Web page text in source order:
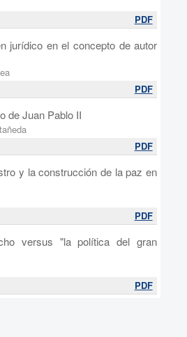
PDF
jurídico en el concepto de autor
PDF
de Juan Pablo II
PDF
y la construcción de la paz en
PDF
versus "la política del gran
PDF